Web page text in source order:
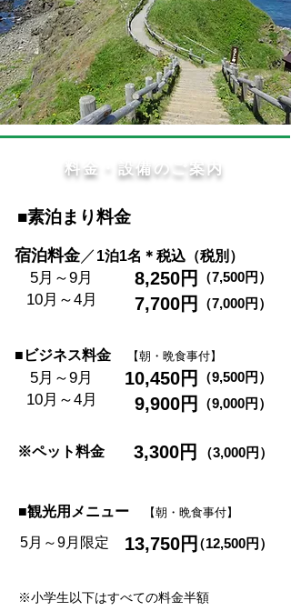
料金・設備のご案内
■素泊まり料金
宿泊料金​／ 1泊1名＊ 税込（税別）
8,250円
5月～9月 （7,500円）
10月～4月 7,700円 （7,000円）
​■ビジネス料金 【朝・晩食事付】
10,450円
5月～9月 （9,500円）
10月～4月 9,900円 （9,000円）
※ペット料金 3,300円 （3,000円）
■観光用メニュー 【朝・晩食事付】
5月～9月限定 13,750円（12,500円）
※小学生以下はすべての料金半額